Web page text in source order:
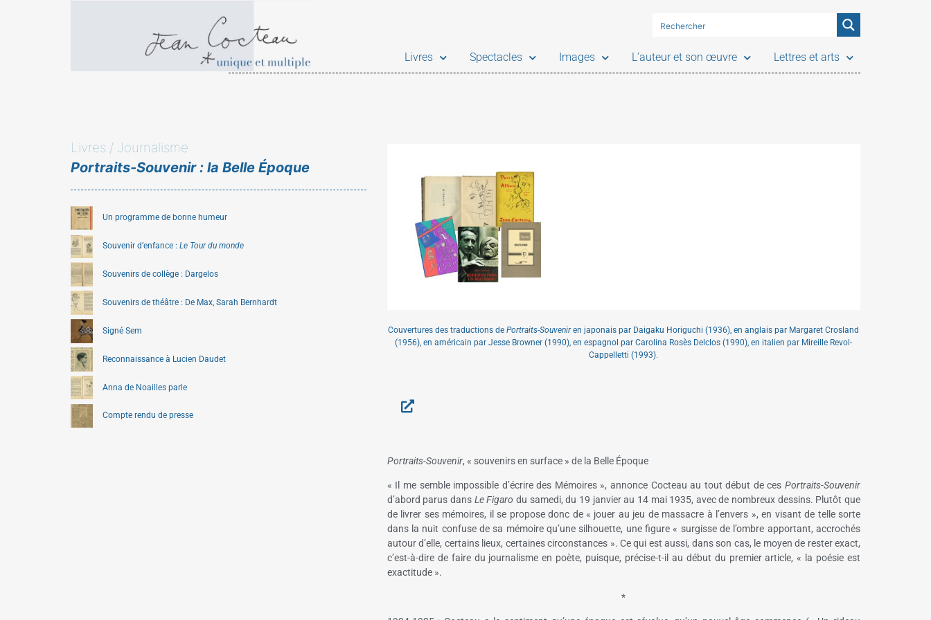
Livres Spectacles Images L’auteur et son œuvre Lettres et arts
Livres / Journalisme
Portraits-Souvenir : la Belle Époque
Un programme de bonne humeur
Souvenir d’enfance : Le Tour du monde
Souvenirs de collège : Dargelos
Souvenirs de théâtre : De Max, Sarah Bernhardt
Signé Sem
Reconnaissance à Lucien Daudet
Anna de Noailles parle
Compte rendu de presse
Couvertures des traductions dePortraits-Souveniren japonais par Daigaku Horiguchi (1936), en anglais par Margaret Crosland
(1956), en américain par Jesse Browner (1990), en espagnol par Carolina Rosès Delclos (1990), en italien par Mireille Revol-
Cappelletti (1993).
Portraits-Souvenir, « souvenirs en surface » de la Belle Époque
« Il me semble impossible d’écrire des Mémoires », annonce Cocteau au tout début de ces Portraits-Souvenir
d’abord parus dans Le Figaro du samedi, du 19 janvier au 14 mai 1935, avec de nombreux dessins. Plutôt que
de livrer ses mémoires, il se propose donc de « jouer au jeu de massacre à l’envers », en visant de telle sorte
dans la nuit confuse de sa mémoire qu’une silhouette, une figure « surgisse de l’ombre apportant, accrochés
autour d’elle, certains lieux, certaines circonstances ». Ce qui est aussi, dans son cas, le moyen de rester exact,
c’est-à-dire de faire du journalisme en poète, puisque, précise-t-il au début du premier article, « la poésie est
exactitude ».
*